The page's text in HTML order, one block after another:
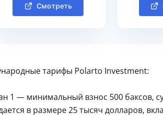
Смотреть
тарифы Polarto Investment:
1 — минимальный взнос 500 баксов,
в размере 25 тысяч долларов,